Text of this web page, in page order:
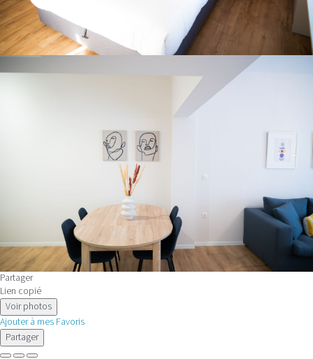
Partager
Lien copié
Voir photos
Ajouter à mes Favoris
Partager